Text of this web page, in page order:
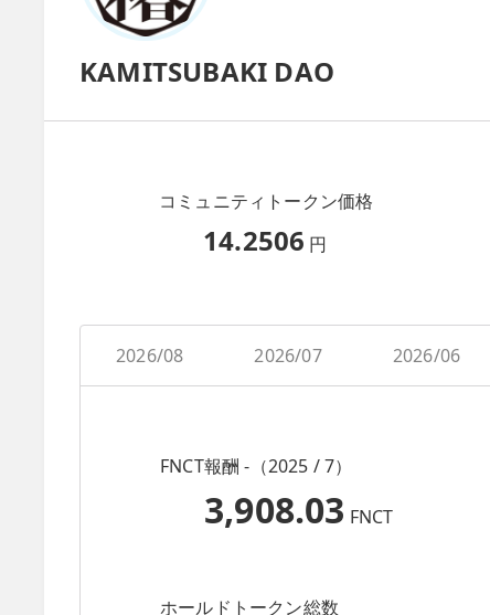
KAMITSUBAKI DAO
コミュニティトークン価格
14.2506 円
2026/08 2026/07 2026/06
FNCT報酬 -（2025 / 7）
3,908.03 FNCT
ホールドトークン総数